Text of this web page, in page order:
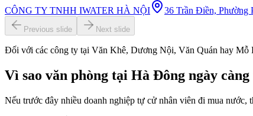
CÔNG TY TNHH IWATER HÀ NỘI
36 Trần Điền, Phường
Previous slide Next slide
Đối với các công ty tại Văn Khê, Dương Nội, Văn Quán hay Mỗ
Vì sao văn phòng tại Hà Đông ngày
Nếu trước đây nhiều doanh nghiệp tự cử nhân viên đi mua nước,